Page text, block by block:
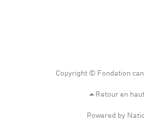
Copyright © Fondation
Retour en
Powered by